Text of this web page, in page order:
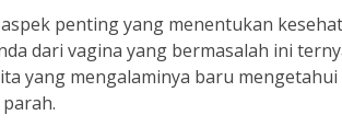
penting yang menentukan
dari vagina yang bermasalah ini
yang mengalaminya baru